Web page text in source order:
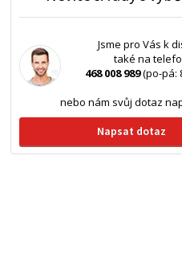
Jsme pro Vás k
také na
468 008 989(po-pá:
nebo nám svůj dotaz
Napsat dotaz